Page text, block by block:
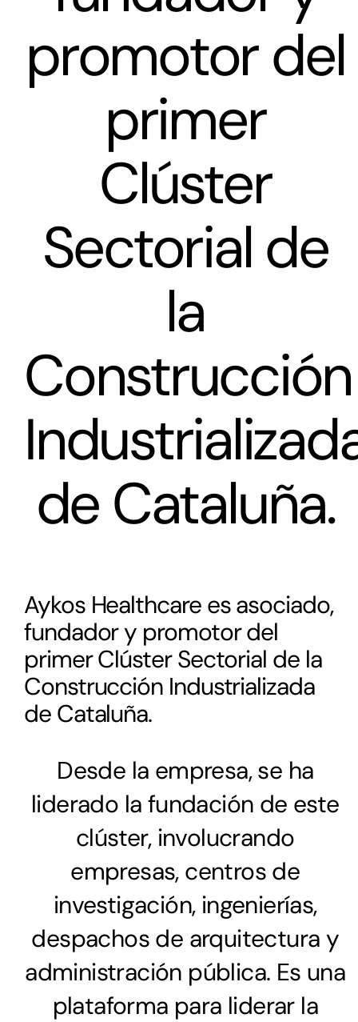
promotor del
primer
Clúster
Sectorial de
la
Construcción
de Cataluña.
Aykos Healthcare es asociado,
fundador y promotor del
primer Clúster Sectorial de la
Construcción Industrializada
de Cataluña.
Desde la empresa, se ha
liderado la fundación de este
clúster, involucrando
empresas, centros de
investigación, ingenierías,
despachos de arquitectura y
administración pública. Es una
plataforma para liderar la